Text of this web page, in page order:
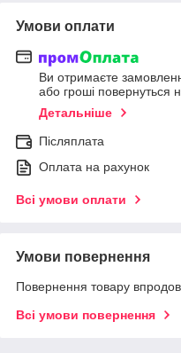
Умови оплати
Ви отримаєте
або гроші повернуться
Детальніше
Післяплата
Оплата на рахунок
Всі умови оплати
Умови повернення
Повернення товару
Всі умови повернення